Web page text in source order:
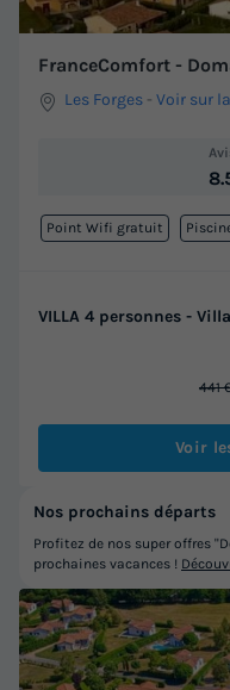
FranceComfort -
Les Forges -Voir sur
Point Wifi gratuit
VILLA 4 personnes -
441
Voir
Nos prochains départs
Profitez de nos super offres
prochaines vacances !